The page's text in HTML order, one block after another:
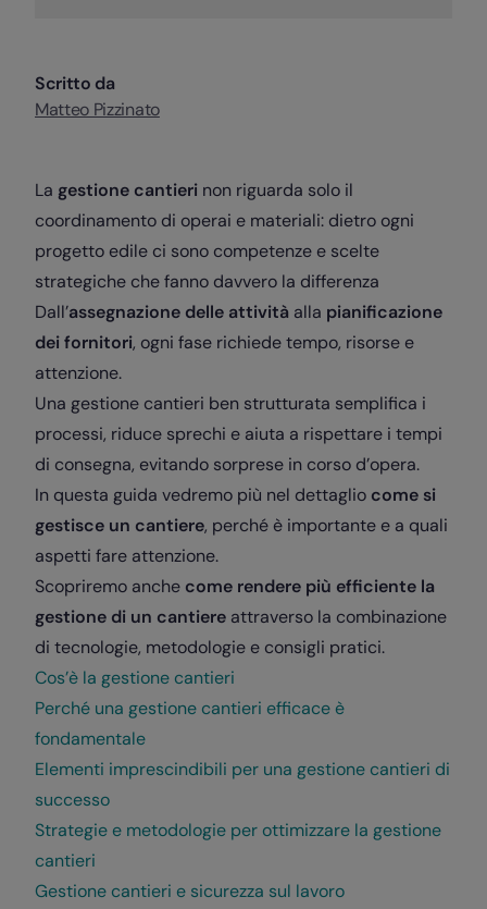
Scritto da
Matteo Pizzinato
La gestione cantieri non riguarda solo il
coordinamento di operai e materiali: dietro ogni
progetto edile ci sono competenze e scelte
strategiche che fanno davvero la differenza
Dall’assegnazione delle attività alla pianificazione
dei fornitori, ogni fase richiede tempo, risorse e
attenzione.
Una gestione cantieri ben strutturata semplifica i
processi, riduce sprechi e aiuta a rispettare i tempi
di consegna, evitando sorprese in corso d’opera.
In questa guida vedremo più nel dettaglio come si
gestisce un cantiere, perché è importante e a quali
aspetti fare attenzione.
Scopriremo anche come rendere più efficiente la
gestione di un cantiere attraverso la combinazione
di tecnologie, metodologie e consigli pratici.
Cos’è la gestione cantieri
Perché una gestione cantieri efficace è
fondamentale
Elementi imprescindibili per una gestione cantieri di
successo
Strategie e metodologie per ottimizzare la gestione
cantieri
Gestione cantieri e sicurezza sul lavoro